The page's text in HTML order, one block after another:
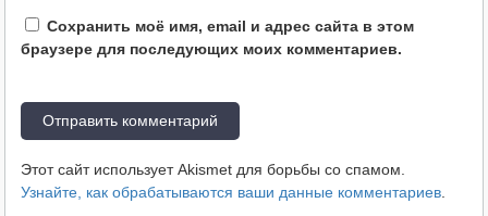
Сохранить моё имя, email и адрес сайта в этом
браузере для последующих моих комментариев.
Этот сайт использует Akismet для борьбы со спамом.
Узнайте, как обрабатываются ваши данные комментариев.